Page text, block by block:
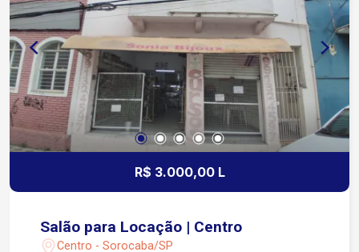
escritórios de representação, consultórios,
agências e empresas de serviços que buscam
um endereço de prestígio e localização
estratégica
R$ 3.000,00 L
Salão para Locação | Centro
Centro - Sorocaba/SP